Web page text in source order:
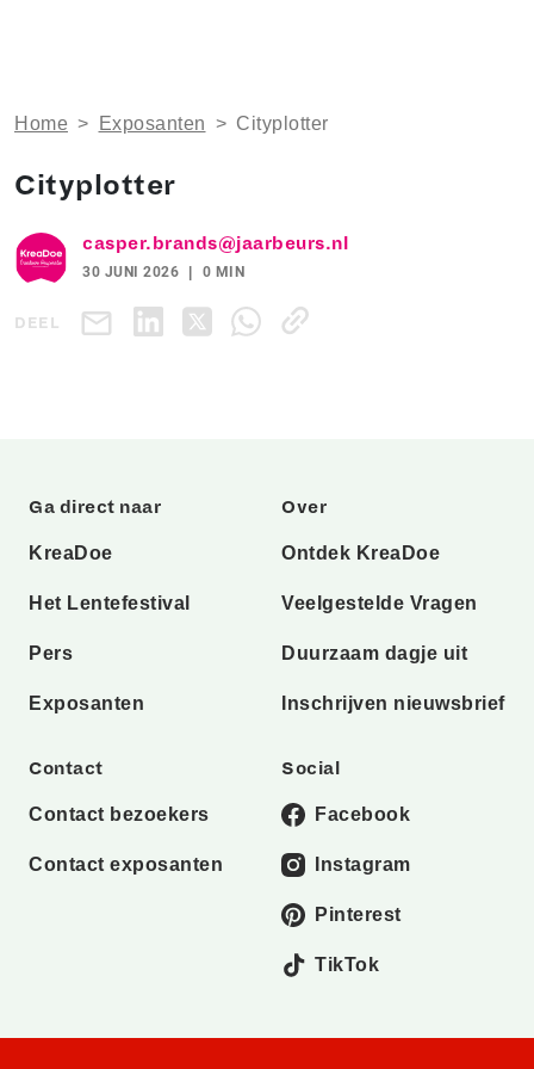
Home > Exposanten > Cityplotter
Cityplotter
casper.brands@jaarbeurs.nl
30 JUNI 2026 0 MIN
DEEL
Ga direct naar
KreaDoe
Het Lentefestival
Pers
Exposanten
Over
Ontdek KreaDoe
Veelgestelde Vragen
Duurzaam dagje uit
Inschrijven nieuwsbrief
Contact
Contact bezoekers
Contact exposanten
Social
Facebook
Instagram
Pinterest
TikTok